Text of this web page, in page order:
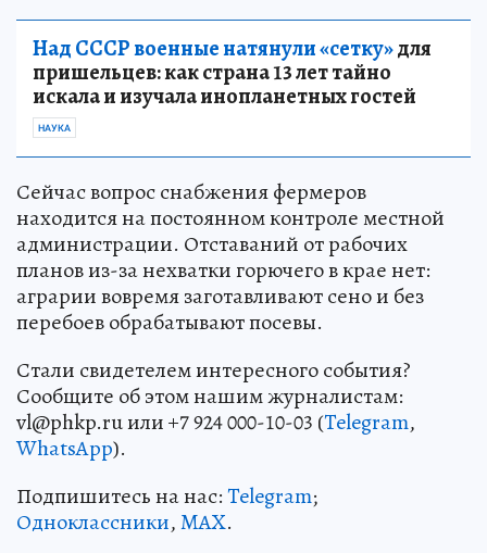
Над СССР военные натянули «сетку»для
пришельцев: как страна 13 лет тайно
искала и изучала инопланетных гостей
НАУКА
Сейчас вопрос снабжения фермеров
находится на постоянном контроле местной
администрации. Отставаний от рабочих
планов из-за нехватки горючего в крае нет:
аграрии вовремя заготавливают сено и без
перебоев обрабатывают посевы.
Стали свидетелем интересного события?
Сообщите об этом нашим журналистам:
vl@phkp.ru или +7 924 000-10-03 (Telegram,
WhatsApp).
Подпишитесь на нас:Telegram;
Одноклассники,MAX.